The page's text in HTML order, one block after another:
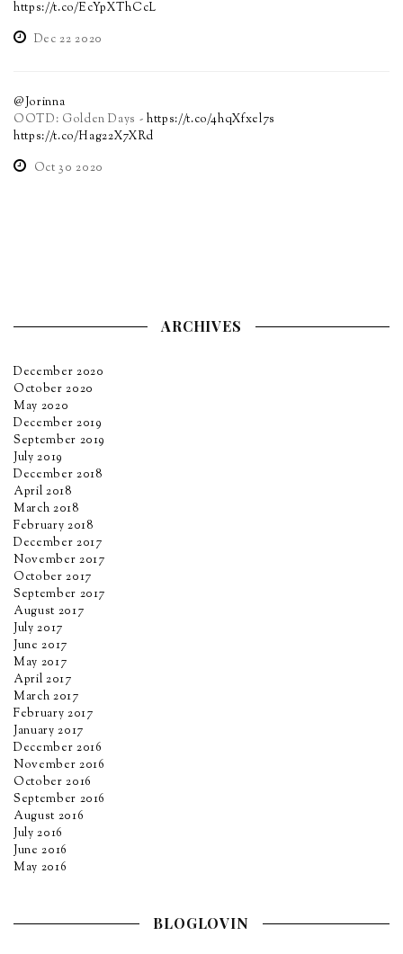
https://t.co/EcYpXThCcL
Dec 22 2020
@Jorinna
OOTD: Golden Days - https://t.co/4hqXfxel7s
https://t.co/Hag22X7XRd
Oct 30 2020
ARCHIVES
December 2020
October 2020
May 2020
December 2019
September 2019
July 2019
December 2018
April 2018
March 2018
February 2018
December 2017
November 2017
October 2017
September 2017
August 2017
July 2017
June 2017
May 2017
April 2017
March 2017
February 2017
January 2017
December 2016
November 2016
October 2016
September 2016
August 2016
July 2016
June 2016
May 2016
BLOGLOVIN